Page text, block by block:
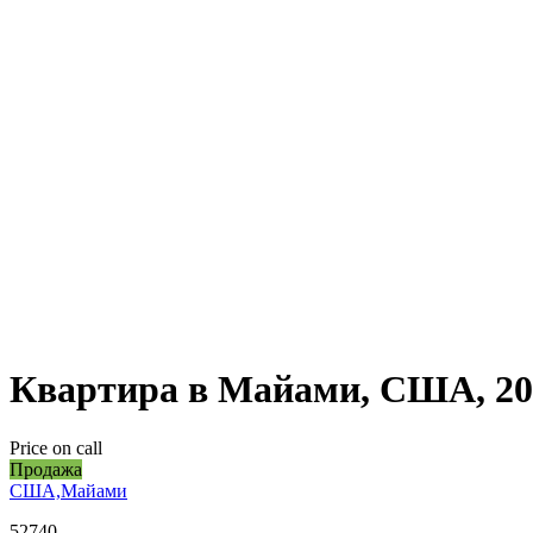
Квартира в Майами, США,
Price on call
Продажа
США,Майами